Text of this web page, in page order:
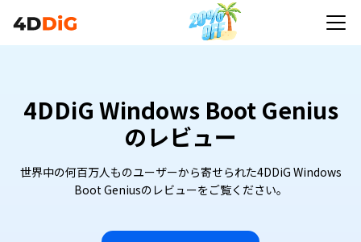
4DDiG Windows Boot Genius
のレビュー
世界中の何百万人ものユーザーから寄せられた4DDiG Windows
Boot Geniusのレビューをご覧ください。